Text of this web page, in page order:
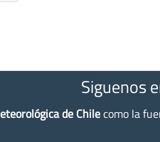
Siguenos
de Chilecomo la